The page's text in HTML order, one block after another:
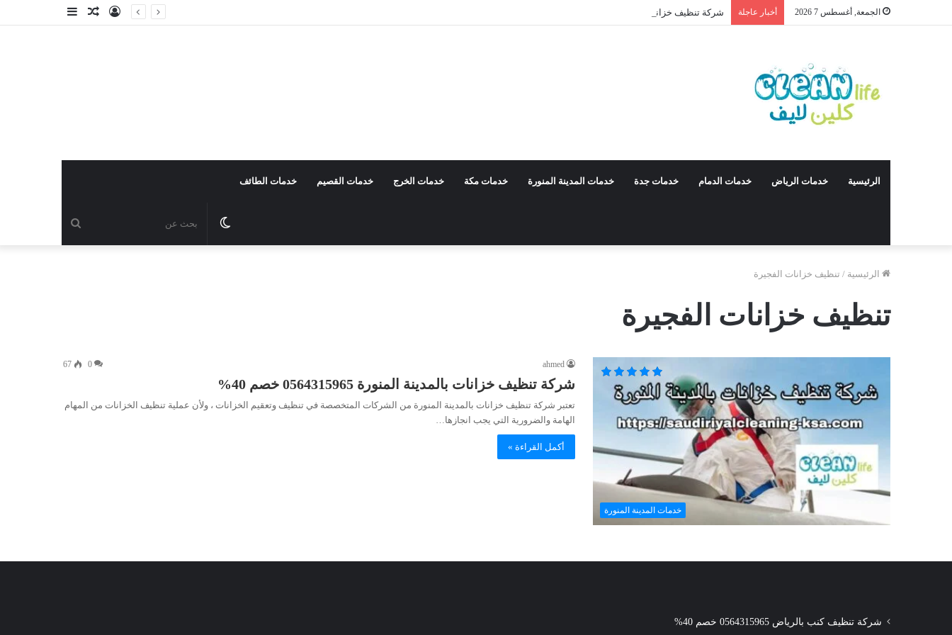
الجمعة, أغسطس 7 2026 أخبار عاجلة شركة تنظيف خزانات بالقصيم 0564315965 خصم 40%
الرئيسية خدمات الرياض خدمات الدمام خدمات جدة خدمات المدينة المنورة خدمات مكة خدمات الخرج خدمات القصيم خدمات الطائف
الرئيسية / تنظيف خزانات الفجيرة
تنظيف خزانات الفجيرة
خدمات المدينة المنورة
ahmed
0
67
شركة تنظيف خزانات بالمدينة المنورة 0564315965 خصم 40%
تعتبر شركة تنظيف خزانات بالمدينة المنورة من الشركات المتخصصة في تنظيف وتعقيم الخزانات ، ولأن عملية تنظيف الخزانات من المهام
الهامة والضرورية التي يجب انجازها…
أكمل القراءة »
شركة تنظيف كنب بالرياض 0564315965 خصم 40%